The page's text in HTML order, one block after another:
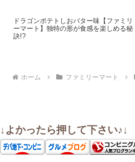
ドラゴンポテトしおバター味【ファミリ
ーマート】独特の形が食感を楽しめる秘
訣!?
ホーム ファミリーマート
↓よかったら押して下さい♪↓